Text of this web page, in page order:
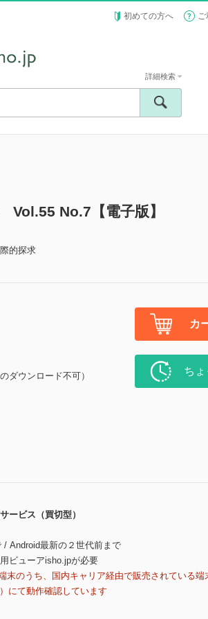
初めての方へ ご
詳細検索
No.7【電子版】
的探求
ダウンロード不可）
カ
ち
ービス（買切型）
/ Android最新の２世代前まで
ビューアisho.jpが必要
のうち、国内キャリア経由で販売されている端
にて動作確認しています